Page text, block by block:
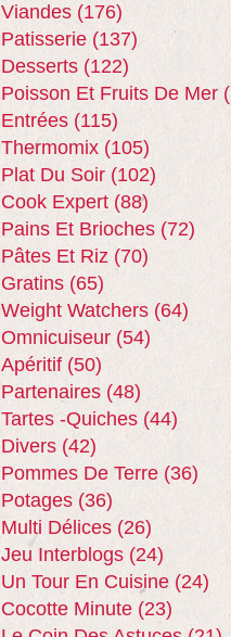
Viandes (176)
Patisserie (137)
Desserts (122)
Poisson Et Fruits De Mer
Entrées (115)
Thermomix (105)
Plat Du Soir (102)
Cook Expert (88)
Pains Et Brioches (72)
Pâtes Et Riz (70)
Gratins (65)
Weight Watchers (64)
Omnicuiseur (54)
Apéritif (50)
Partenaires (48)
Tartes -quiches (44)
Divers (42)
Pommes De Terre (36)
Potages (36)
Multi Délices (26)
Jeu Interblogs (24)
Un Tour En Cuisine (24)
Cocotte Minute (23)